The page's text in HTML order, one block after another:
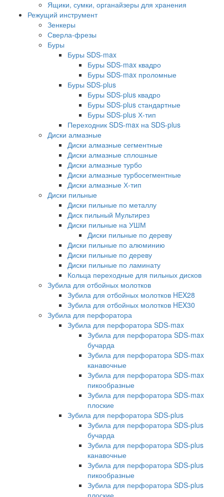
Ящики, сумки, органайзеры для хранения
Режущий инструмент
Зенкеры
Сверла-фрезы
Буры
Буры SDS-max
Буры SDS-max квадро
Буры SDS-max проломные
Буры SDS-plus
Буры SDS-plus квадро
Буры SDS-plus стандартные
Буры SDS-plus Х-тип
Переходник SDS-max на SDS-plus
Диски алмазные
Диски алмазные сегментные
Диски алмазные сплошные
Диски алмазные турбо
Диски алмазные турбосегментные
Диски алмазные Х-тип
Диски пильные
Диски пильные по металлу
Диск пильный Мультирез
Диски пильные на УШМ
Диски пильные по дереву
Диски пильные по алюминию
Диски пильные по дереву
Диски пильные по ламинату
Кольца переходные для пильных дисков
Зубила для отбойных молотков
Зубила для отбойных молотков HEX28
Зубила для отбойных молотков HEX30
Зубила для перфоратора
Зубила для перфоратора SDS-max
Зубила для перфоратора SDS-max
бучарда
Зубила для перфоратора SDS-max
канавочные
Зубила для перфоратора SDS-max
пикообразные
Зубила для перфоратора SDS-max
плоские
Зубила для перфоратора SDS-plus
Зубила для перфоратора SDS-plus
бучарда
Зубила для перфоратора SDS-plus
канавочные
Зубила для перфоратора SDS-plus
пикообразные
Зубила для перфоратора SDS-plus
плоские